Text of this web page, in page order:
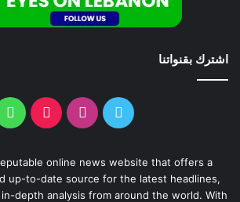
اشترك بقنواتنا
online news website that offers a
up-to-date source for the latest headlines,
depth analysis from around the world. With